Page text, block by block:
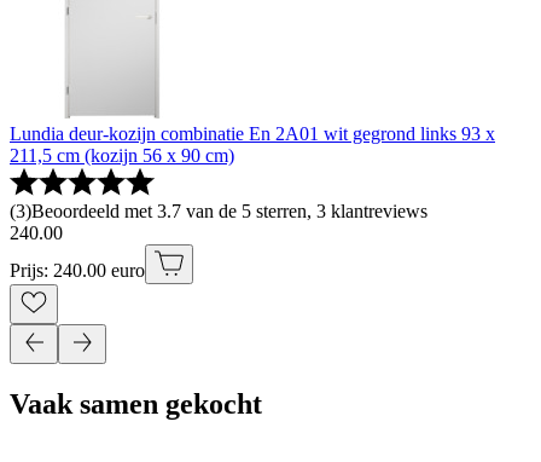
Lundia deur-kozijn combinatie En 2A01 wit gegrond links 93 x
211,5 cm (kozijn 56 x 90 cm)
(3)Beoordeeld met 3.7 van de 5 sterren, 3 klantreviews
240.00
Prijs: 240.00 euro
Vaak samen gekocht